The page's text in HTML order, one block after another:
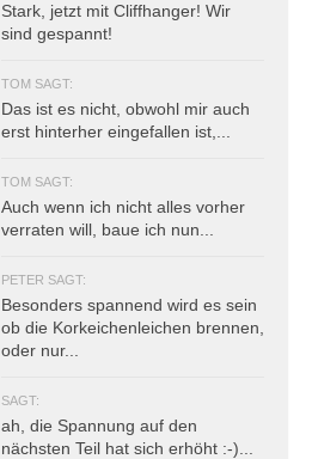
Stark, jetzt mit Cliffhanger! Wir
sind gespannt!
TOM SAGT:
Das ist es nicht, obwohl mir auch
erst hinterher eingefallen ist,...
TOM SAGT:
Auch wenn ich nicht alles vorher
verraten will, baue ich nun...
PETER SAGT:
Besonders spannend wird es sein
ob die Korkeichenleichen brennen,
oder nur...
SAGT:
ah, die Spannung auf den
nächsten Teil hat sich erhöht :-)...